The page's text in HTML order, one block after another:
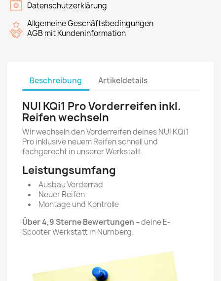
Datenschutzerklärung
Allgemeine Geschäftsbedingungen
AGB mit Kundeninformation
Beschreibung Artikeldetails
NUI KQi1 Pro Vorderreifen inkl.
Reifen wechseln
Wir wechseln den Vorderreifen deines NUI KQi1
Pro inklusive neuem Reifen schnell und
fachgerecht in unserer Werkstatt.
Leistungsumfang
Ausbau Vorderrad
Neuer Reifen
Montage und Kontrolle
Über 4,9 Sterne Bewertungen – deine E-
Scooter Werkstatt in Nürnberg.